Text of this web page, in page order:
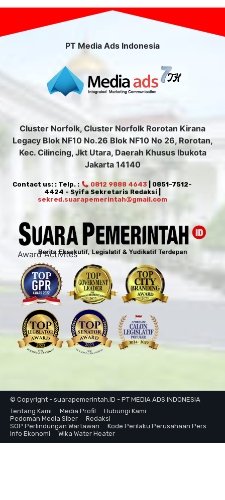
PT Media Ads Indonesia
Cluster Norfolk, Cluster Norfolk Rorotan Kirana
Legacy Blok NF10 No.26 Blok NF10 No 26, Rorotan,
Kec. Cilincing, Jkt Utara, Daerah Khusus Ibukota
Jakarta 14140
Contact us: : Telp. : 0812 9888 4643 | 0851-7512-
4424 - Syifa Sekretaris Redaksi |
sekred.suarapemerintah@gmail.com
Award Activites
© Copyright - suarapemerintah.ID - PT MEDIA ADS INDONESIA
Tentang Kami
Media Profil
Hubungi Kami
Pedoman Media Siber
Redaksi
SOP Perlindungan Wartawan
Kode Perilaku Perusahaan Pers
Info Ekonomi
Wika Water Heater